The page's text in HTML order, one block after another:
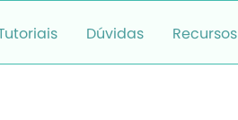
Dúvidas Recursos